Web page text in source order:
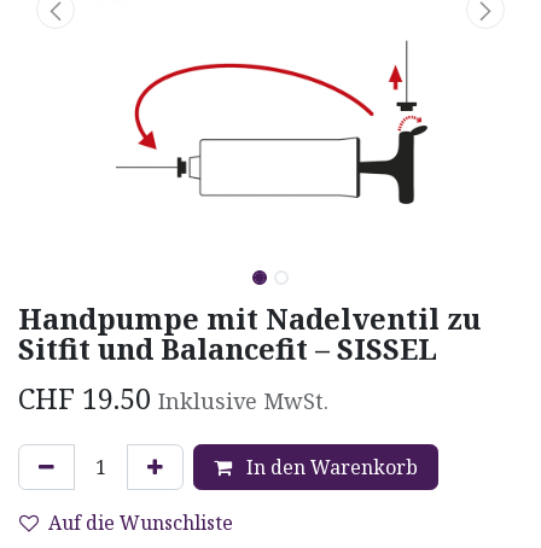
Handpumpe mit Nadelventil zu
Sitfit und Balancefit – SISSEL
CHF 19.50 Inklusive MwSt.
In den Warenkorb
Auf die Wunschliste